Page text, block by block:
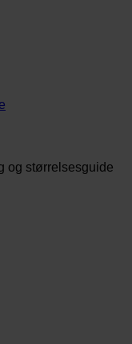
og størrelsesguide